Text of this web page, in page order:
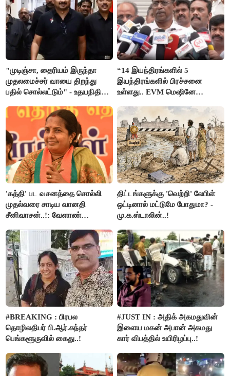
"முடிஞ்சா, தைரியம் இருந்தா
முதலமைச்சர் வாயை திறந்து
பதில் சொல்லட்டும்" - உதயநிதி
“14 இயந்திரங்களில் 5
இயந்திரங்களில் பிரச்சனை
உள்ளது.. EVM மெஷினே
இளங்கோ
'கத்தி' பட வசனத்தை சொல்லி
முதல்வரை சாடிய வானதி
சீனிவாசன்..!: வேளாண்
எதிர்ப்பு!
திட்டங்களுக்கு 'வெற்றி' லேபிள்
ஒட்டினால் மட்டுமே போதுமா? -
மு.க.ஸ்டாலின்..!
#BREAKING : பிரபல
தொழிலதிபர் பி.ஆர்.சுந்தர்
பெங்களூருவில் கைது..!
#JUST IN : அதிக் அகமதுவின்
இளைய மகன் அபான் அகமது
கார் விபத்தில் உயிரிழப்பு..!